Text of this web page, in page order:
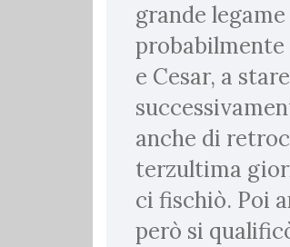
grande
probabilmente
e Cesar, a
anche di
terzultima
ci fischiò. Poi
però si